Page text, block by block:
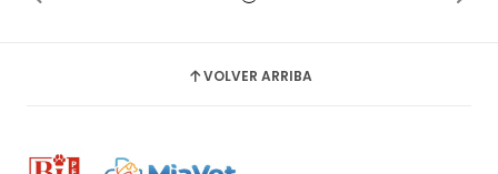
VOLVER ARRIBA